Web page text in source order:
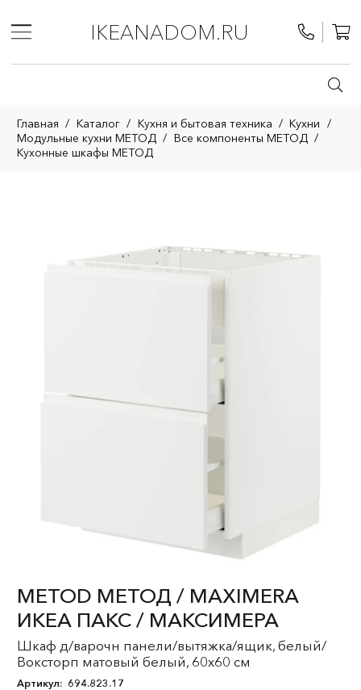
IKEANADOM.RU
Главная / Каталог / Кухня и бытовая техника / Кухни /
Модульные кухни МЕТОД / Все компоненты МЕТОД /
Кухонные шкафы МЕТОД
METOD МЕТОД / MAXIMERA
ИКЕА ПАКС / МАКСИМЕРА
Шкаф д/варочн панели/вытяжка/ящик, белый/
Воксторп матовый белый, 60x60 см
Артикул: 694.823.17